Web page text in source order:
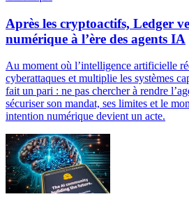
Après les cryptoactifs, Ledger
numérique à l’ère des agents IA
Au moment où l’intelligence artificielle
cyberattaques et multiplie les systèmes
fait un pari : ne pas chercher à rendre
sécuriser son mandat, ses limites et le
intention numérique devient un acte.